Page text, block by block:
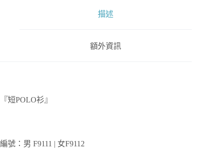
描述
額外資訊
『短POLO衫』
編號：男 F9111 | 女F9112